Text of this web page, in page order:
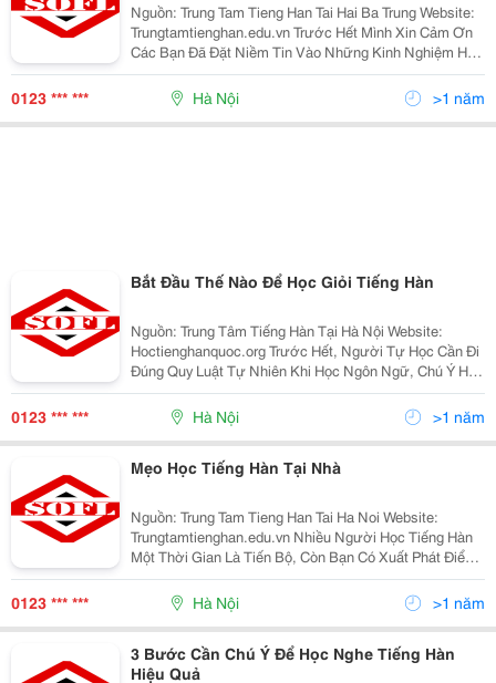
Nguồn: Trung Tam Tieng Han Tai Hai Ba Trung Website:
Trungtamtienghan.edu.vn Trước Hết Mình Xin Cảm Ơn
Các Bạn Đã Đặt Niềm Tin Vào Những Kinh Nghiệm Học
Của Mình. Như Các Bạn Đã Biết, Tầm Quan Trọng Của
Tiếng Hàn Đối Với Việt Nam Trong Việc Hội Nhập
0123 *** *** Hà Nội >1 năm
Bắt Đầu Thế Nào Để Học Giỏi Tiếng Hàn
Nguồn: Trung Tâm Tiếng Hàn Tại Hà Nội Website:
Hoctienghanquoc.org Trước Hết, Người Tự Học Cần Đi
Đúng Quy Luật Tự Nhiên Khi Học Ngôn Ngữ, Chú Ý Học
Nghe &Ndash; Nói &Ndash; Phát Âm, Hơn Là Chỉ Quan
Tâm Đến Nghĩa Của Từ Và Cấu Trúc Ngữ Pháp, Đặc
0123 *** *** Hà Nội >1 năm
Mẹo Học Tiếng Hàn Tại Nhà
Nguồn: Trung Tam Tieng Han Tai Ha Noi Website:
Trungtamtienghan.edu.vn Nhiều Người Học Tiếng Hàn
Một Thời Gian Là Tiến Bộ, Còn Bạn Có Xuất Phát Điểm
Không Tệ Nhưng Học Mãi Vẫn Giẫm Chân Tại Chỗ. Một
Số Bạn Có Điều Kiện Tốt Hơn Là Được Tiếp Xúc Trực T
0123 *** *** Hà Nội >1 năm
3 Bước Cần Chú Ý Để Học Nghe Tiếng Hàn
Hiệu Quả